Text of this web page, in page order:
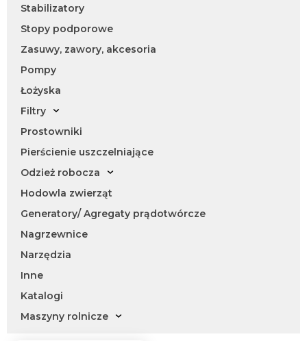
Stabilizatory
Stopy podporowe
Zasuwy, zawory, akcesoria
Pompy
Łożyska
Filtry
Prostowniki
Pierścienie uszczelniające
Odzież robocza
Hodowla zwierząt
Generatory/ Agregaty prądotwórcze
Nagrzewnice
Narzędzia
Inne
Katalogi
Maszyny rolnicze